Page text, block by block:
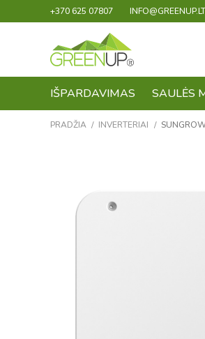
+370 625 07807 INFO@GREENUP.LT
IŠPARDAVIMAS SAULĖS
PRADŽIA / INVERTERIAI /